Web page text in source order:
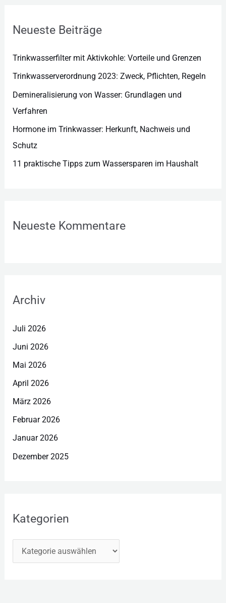
Neueste Beiträge
Trinkwasserfilter mit Aktivkohle: Vorteile und Grenzen
Trinkwasserverordnung 2023: Zweck, Pflichten, Regeln
Demineralisierung von Wasser: Grundlagen und
Verfahren
Hormone im Trinkwasser: Herkunft, Nachweis und
Schutz
11 praktische Tipps zum Wassersparen im Haushalt
Neueste Kommentare
Archiv
Juli 2026
Juni 2026
Mai 2026
April 2026
März 2026
Februar 2026
Januar 2026
Dezember 2025
Kategorien
r
e
n